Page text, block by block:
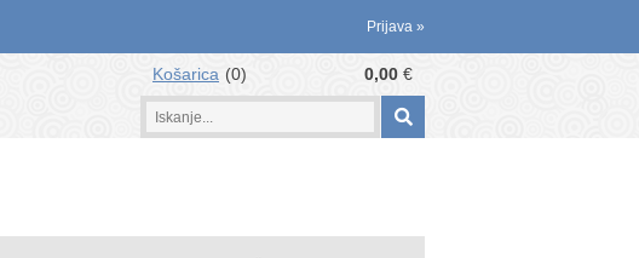
Prijava »
Košarica 0 0,00 €